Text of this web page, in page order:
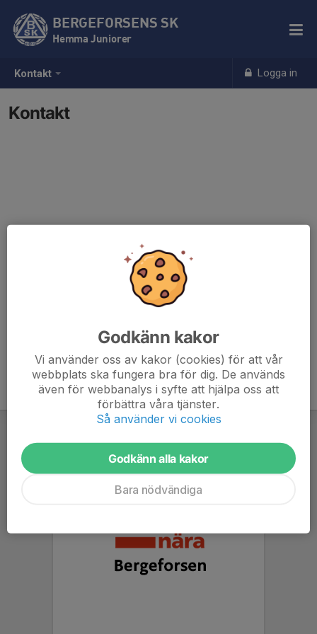
Kontakt Logga in
BERGEFORSENS SK
Hemma Juniorer
Kontakt
Godkänn kakor
Vi använder oss av kakor (cookies) för att vår
webbplats ska fungera bra för dig. De används
även för webbanalys i syfte att hjälpa oss att
förbättra våra tjänster.
Så använder vi cookies
Godkänn alla kakor
Bara nödvändiga